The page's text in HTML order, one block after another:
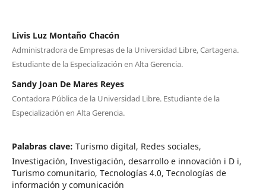
Livis Luz Montaño Chacón
Administradora de Empresas de la Universidad Libre, Cartagena.
Estudiante de la Especialización en Alta Gerencia.
Sandy Joan De Mares Reyes
Contadora Pública de la Universidad Libre. Estudiante de la
Especialización en Alta Gerencia.
Palabras clave: Turismo digital, Redes sociales,
Investigación, Investigación, desarrollo e innovación i D i,
Turismo comunitario, Tecnologías 4.0, Tecnologías de
información y comunicación